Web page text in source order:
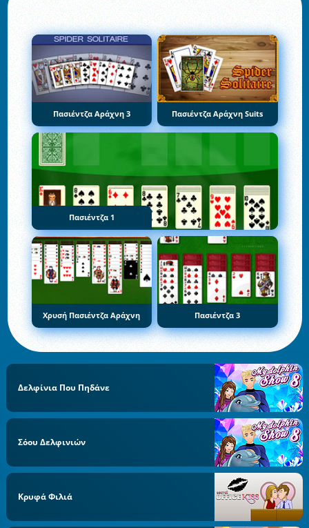
Πασιέντζα Αράχνη 3 Πασιέντζα Αράχνη Suits
Πασιέντζα 1
Χρυσή Πασιέντζα Αράχνη Πασιέντζα 3
Δελφίνια Που Πηδάνε
Σόου Δελφινιών
Κρυφά Φιλιά